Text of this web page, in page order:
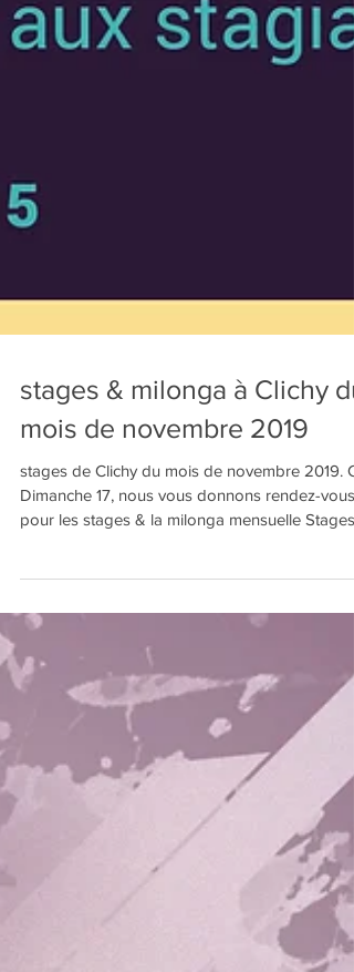
stages & milonga à Clichy du
mois de novembre 2019
stages de Clichy du mois de novembre 2019.
pour les stages & la milonga mensuelle Stages